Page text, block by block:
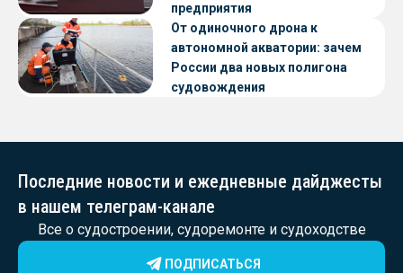
предприятия
От одиночного дрона к
автономной акватории: зачем
России два новых полигона
судовождения
Последние новости и ежедневные дайджесты
в нашем телеграм-канале
Все о судостроении, судоремонте и судоходстве
ПОДПИСАТЬСЯ